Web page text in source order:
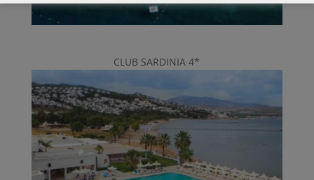
CLUB SARDINIA 4*